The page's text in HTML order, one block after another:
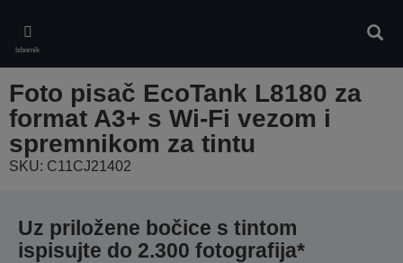
main
content
Izbornik
Foto pisač EcoTank L8180 za
format A3+ s Wi-Fi vezom i
spremnikom za tintu
SKU: C11CJ21402
Uz priložene bočice s tintom
ispisujte do 2.300 fotografija*